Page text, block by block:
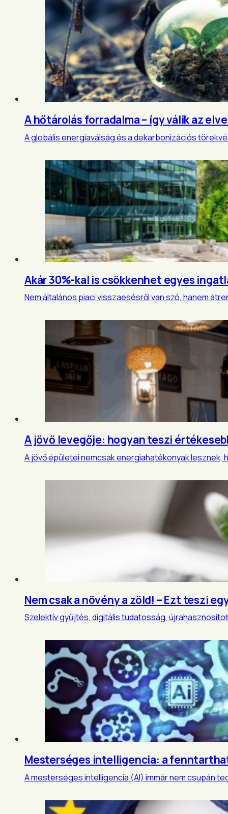
A hőtárolás forradalma – így válik az
A globális energiaválság és a dekarbonizációs
Akár 30%-kal is csökkenhet egyes
Nem általános piaci visszaesésről van szó, hanem
A jövő levegője: hogyan teszi
A jövő épületei nemcsak energiahatékonyak lesznek,
Nem csak a növény a zöld! – Ezt teszi
Szelektív gyűjtés, digitális tudatosság,
Mesterséges intelligencia: a
A mesterséges intelligencia (AI) immár nem csupán